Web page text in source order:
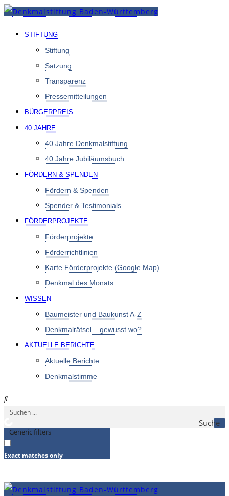
STIFTUNG
Stiftung
Satzung
Transparenz
Pressemitteilungen
BÜRGERPREIS
40 JAHRE
40 Jahre Denkmal­stiftung
40 Jahre Jubiläumsbuch
FÖRDERN & SPENDEN
Fördern & Spenden
Spender & Testimonials
FÖRDERPROJEKTE
Förderprojekte
Förderrichtlinien
Karte Förderprojekte (Google Map)
Denkmal des Monats
WISSEN
Baumeister und Baukunst A-Z
Denkmalrätsel – gewusst wo?
AKTUELLE BERICHTE
Aktuelle Berichte
Denkmalstimme
Suche
Generic filters
Exact matches only